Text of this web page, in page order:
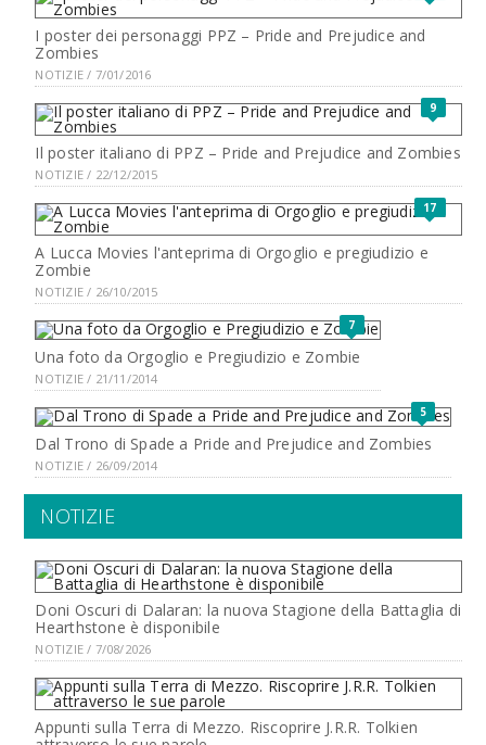
I poster dei personaggi PPZ – Pride and Prejudice and
Zombies
NOTIZIE / 7/01/2016
9
Il poster italiano di PPZ – Pride and Prejudice and Zombies
NOTIZIE / 22/12/2015
17
A Lucca Movies l'anteprima di Orgoglio e pregiudizio e
Zombie
NOTIZIE / 26/10/2015
7
Una foto da Orgoglio e Pregiudizio e Zombie
NOTIZIE / 21/11/2014
5
Dal Trono di Spade a Pride and Prejudice and Zombies
NOTIZIE / 26/09/2014
NOTIZIE
Doni Oscuri di Dalaran: la nuova Stagione della Battaglia di
Hearthstone è disponibile
NOTIZIE / 7/08/2026
Appunti sulla Terra di Mezzo. Riscoprire J.R.R. Tolkien